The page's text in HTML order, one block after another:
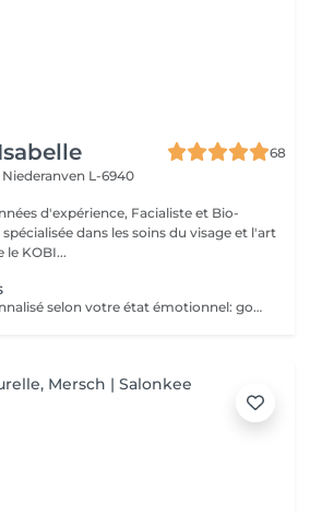
68
Niederanven L-6940
d'expérience, Facialiste et Bio-
dans les soins du visage et l'art
KOBI...
soin sensoriel personnalisé selon votre état émotionnel: gommage complet du corps au sel rose de l'Himalaya pour une peau douce et satinée + douche